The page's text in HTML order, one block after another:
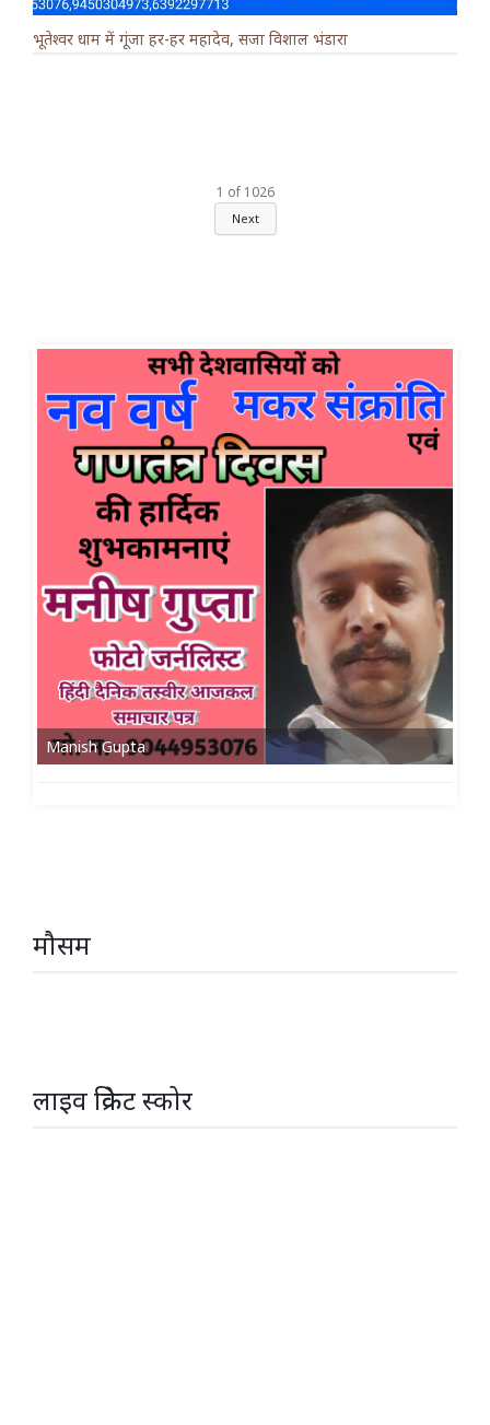
भूतेश्वर धाम में गूंजा हर-हर महादेव, सजा विशाल भंडारा
1 of 1026
Next
Manish Gupta
मौसम
लाइव क्रिकेट स्कोर